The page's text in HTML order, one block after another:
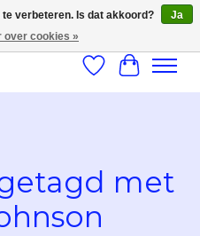
Verlanglijst
met
verbeteren. Is dat akkoord?
Ja
over cookies »